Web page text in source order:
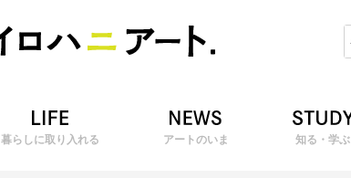
暮らしに取り入れる アートのいま 知る・学ぶ